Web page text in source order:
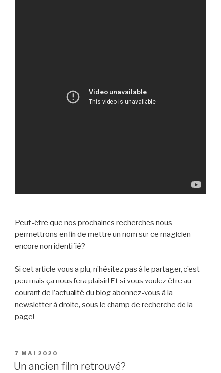
Peut-être que nos prochaines recherches nous
permettrons enfin de mettre un nom sur ce magicien
encore non identifié?
Si cet article vous a plu, n’hésitez pas à le partager, c’est
peu mais ça nous fera plaisir! Et si vous voulez être au
courant de l’actualité du blog abonnez-vous à la
newsletter à droite, sous le champ de recherche de la
page!
PUBLIÉ
LE
7 MAI 2020
Un ancien film retrouvé?